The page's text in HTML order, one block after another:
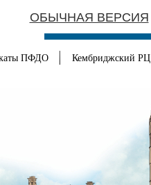
ОБЫЧНАЯ ВЕРСИЯ
ПФДО Кембриджский РЦ